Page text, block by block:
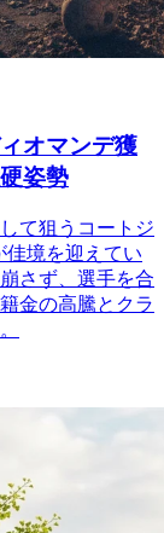
オマンデ獲
姿勢
て狙うコートジ
佳境を迎えてい
さず、選手を合
金の高騰とクラ